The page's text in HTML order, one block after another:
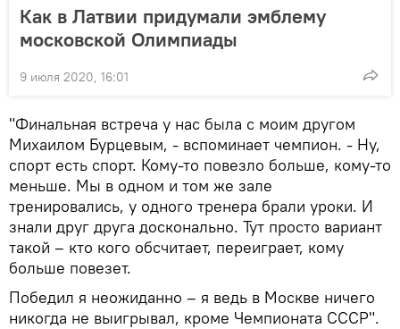
Как в Латвии придумали эмблему
московской Олимпиады
9 июля 2020, 16:01
"Финальная встреча у нас была с моим другом
Михаилом Бурцевым, - вспоминает чемпион. - Ну,
спорт есть спорт. Кому-то повезло больше, кому-то
меньше. Мы в одном и том же зале
тренировались, у одного тренера брали уроки. И
знали друг друга досконально. Тут просто вариант
такой – кто кого обсчитает, переиграет, кому
больше повезет.
Победил я неожиданно – я ведь в Москве ничего
никогда не выигрывал, кроме Чемпионата СССР".